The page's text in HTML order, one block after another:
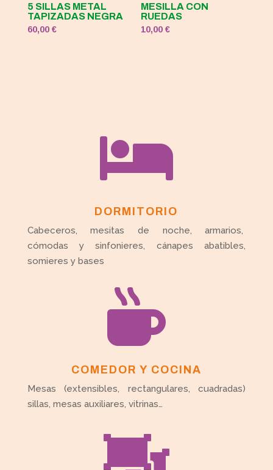
5 SILLAS METAL
TAPIZADAS NEGRA
60,00 €
MESILLA CON
RUEDAS
10,00€

DORMITORIO
Cabeceros, mesitas de noche, armarios,
cómodas y sinfonieres, cánapes abatibles,
somieres y bases

COMEDOR Y COCINA
Mesas (extensibles, rectangulares, cuadradas)
sillas, mesas auxiliares, vitrinas…